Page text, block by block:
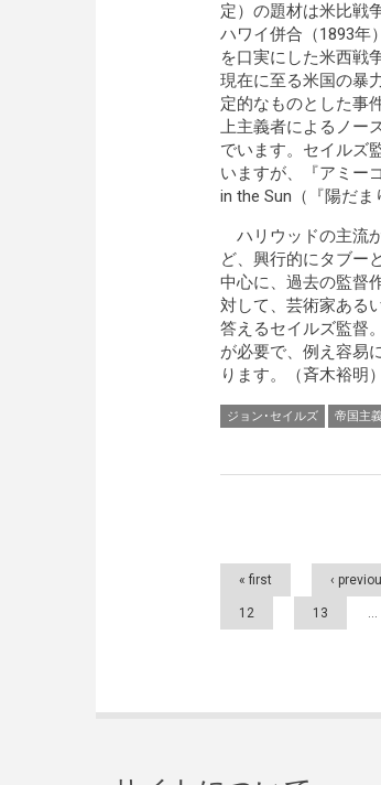
定）の題材は米比戦
ハワイ併合（1893年
を口実にした米西戦
現在に至る米国の暴
定的なものとした事
上主義者によるノー
でいます。セイルズ
いますが、『アミー
in the Sun（『陽だま
ハリウッドの主流
ど、興行的にタブー
中心に、過去の監督
対して、芸術家ある
答えるセイルズ監督
が必要で、例え容易
ります。（斉木裕明）
ジョン･セイルズ 帝国主
Pages
« first ‹
12 13 …